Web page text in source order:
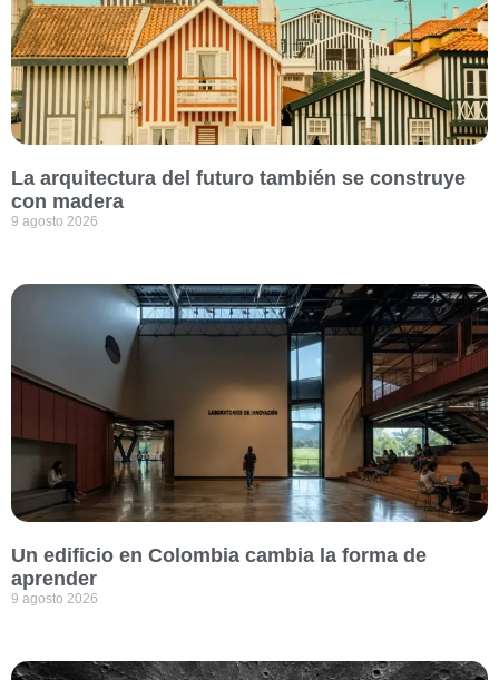
La arquitectura del futuro también se construye
con madera
9 agosto 2026
Un edificio en Colombia cambia la forma de
aprender
9 agosto 2026